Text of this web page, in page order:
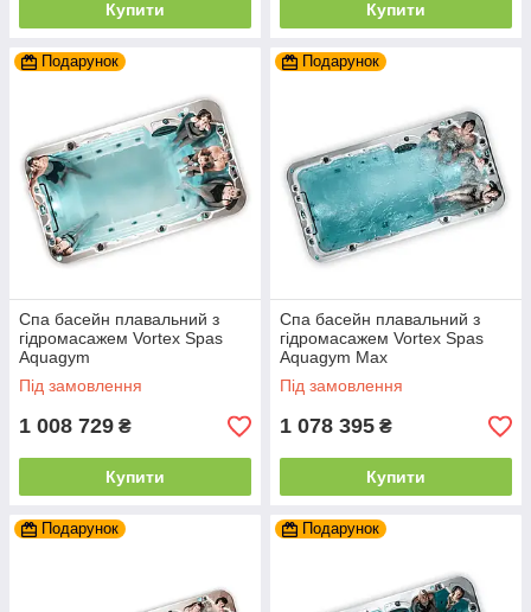
Купити Купити
Подарунок
Спа басейн плавальний з
гідромасажем Vortex Spas
Aquagym
Під замовлення
1 008 729 ₴
Купити
Подарунок
Спа басейн плавальний з
гідромасажем Vortex Spas
Aquagym Max
Під замовлення
1 078 395 ₴
Купити
Подарунок Подарунок